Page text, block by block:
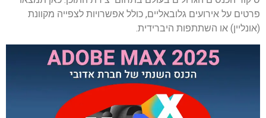
פרטים על אירועים גלובאליים, כולל אפשרויות לצפייה מקוונת
(אונליין) או השתתפות היברידית.